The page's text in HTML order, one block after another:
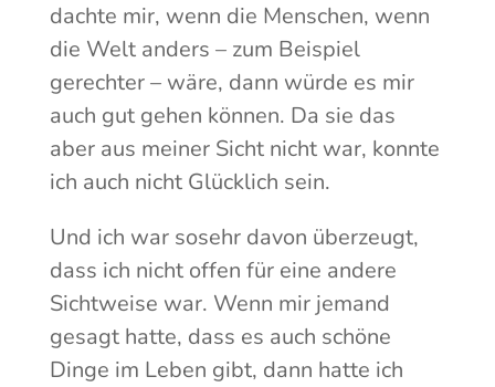
dachte mir, wenn die Menschen, wenn
die Welt anders – zum Beispiel
gerechter – wäre, dann würde es mir
auch gut gehen können. Da sie das
aber aus meiner Sicht nicht war, konnte
ich auch nicht Glücklich sein.
Und ich war sosehr davon überzeugt,
dass ich nicht offen für eine andere
Sichtweise war. Wenn mir jemand
gesagt hatte, dass es auch schöne
Dinge im Leben gibt, dann hatte ich